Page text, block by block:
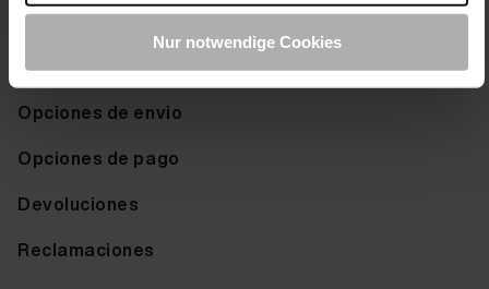
Nur notwendige Cookies
Derecho de desistimiento
Ayuda & FAQ
Opciones de envio
Opciones de pago
Devoluciones
Reclamaciones